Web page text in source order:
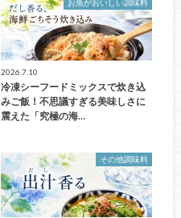
お魚がおいしい調味料
2026.7.10
冷凍シーフードミックスで炊き込
みご飯！不思議すぎる美味しさに
震えた「究極の海…
その他調味料